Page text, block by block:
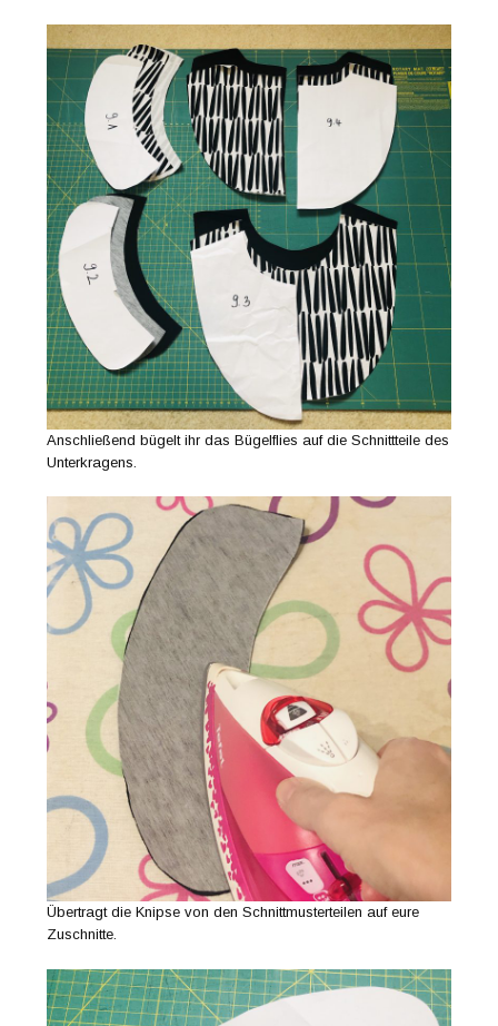
Anschließend bügelt ihr das Bügelflies auf die Schnittteile des
Unterkragens.
Übertragt die Knipse von den Schnittmusterteilen auf eure
Zuschnitte.